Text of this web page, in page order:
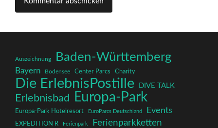
Auszeichnung Baden-Württemberg
Bayern Bodensee Center Parcs Charity
Die ErlebnisPostille DIVE TALK
Erlebnisbad Europa-Park
Europa-Park Hotelresort EuroParcs Deutschland Events
EXPEDITION R Ferienpark Ferienparkketten